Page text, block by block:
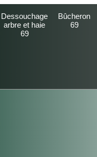
Dessouchage
arbre et haie
69
Bûcheron
69